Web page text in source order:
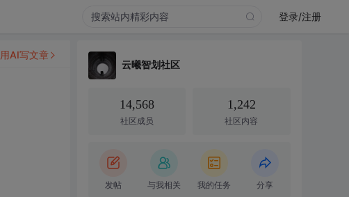
登录/注册
用AI写文章
云曦智划社区
14,568
社区成员
1,242
社区内容
发帖 与我相关 我的任务 分享